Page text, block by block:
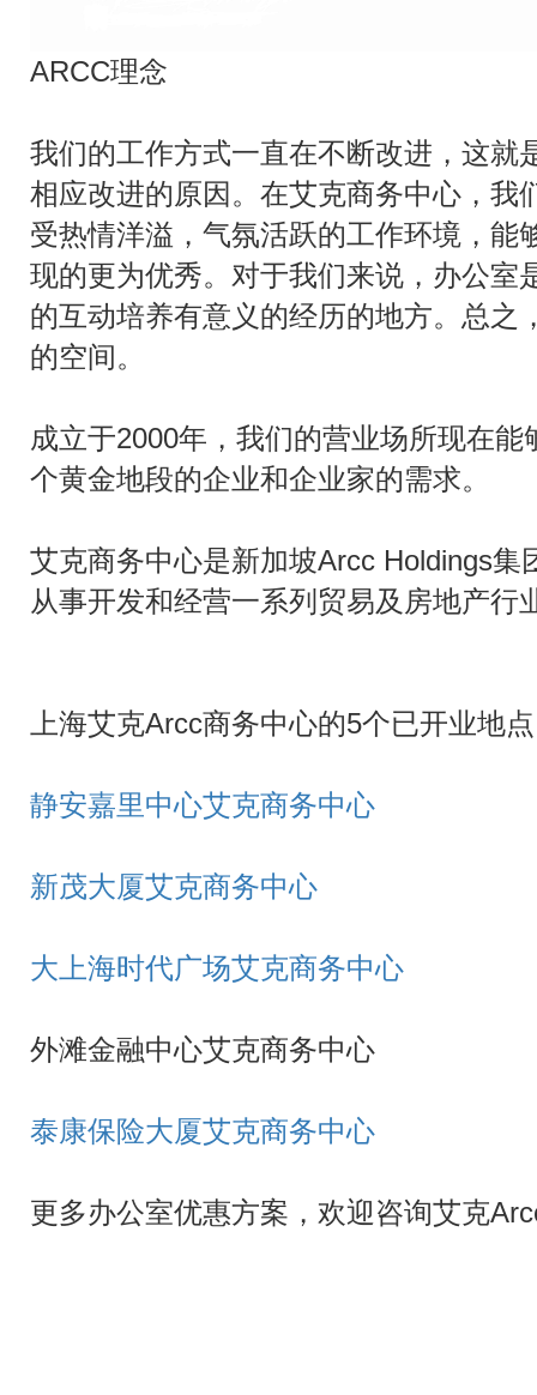
ARCC理念
我们的工作方式一直在不断改进，这就
相应改进的原因。在艾克商务中心，我
受热情洋溢，气氛活跃的工作环境，能
现的更为优秀。对于我们来说，办公室
的互动培养有意义的经历的地方。总之
的空间。
成立于2000年，我们的营业场所现在
个黄金地段的企业和企业家的需求。
艾克商务中心是新加坡Arcc Holdings集
从事开发和经营一系列贸易及房地产行
上海艾克Arcc商务中心的5个已开业地
静安嘉里中心艾克商务中心
新茂大厦艾克商务中心
大上海时代广场艾克商务中心
外滩金融中心艾克商务中心
泰康保险大厦艾克商务中心
更多办公室优惠方案，欢迎咨询艾克